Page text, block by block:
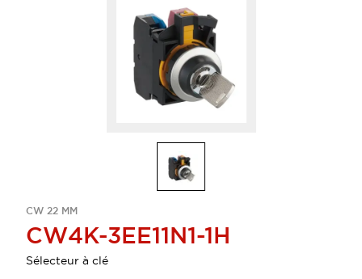
CW 22 MM
CW4K-3EE11N1-1H
Sélecteur à clé